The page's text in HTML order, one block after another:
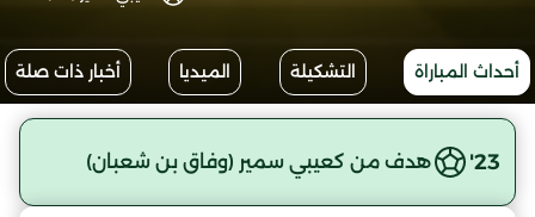
أحداث المباراة التشكيلة الميديا أخبار ذات صلة
23' هدف من كعيبي سمير (وفاق بن شعبان)